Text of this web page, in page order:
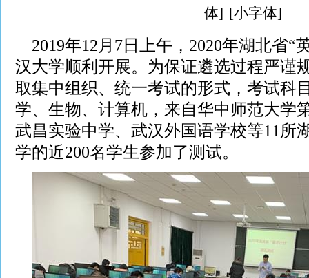
体] [小字体]
2019年12月7日上午，2020年湖北省“
汉大学顺利开展。为保证遴选过程严谨
取集中组织、统一考试的形式，考试科
学、生物、计算机，来自华中师范大学
武昌实验中学、武汉外国语学校等11所
学的近200名学生参加了测试。